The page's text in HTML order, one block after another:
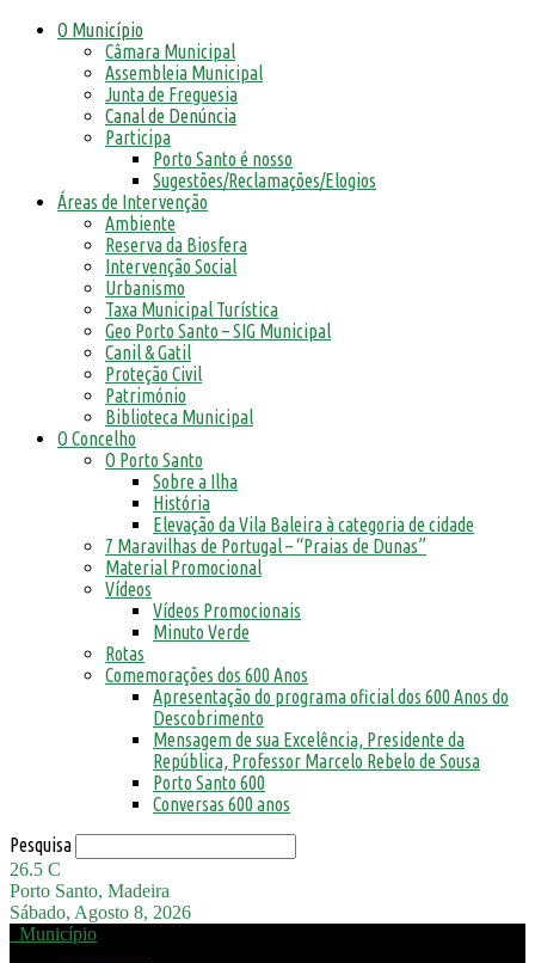
O Município
Câmara Municipal
Assembleia Municipal
Junta de Freguesia
Canal de Denúncia
Participa
Porto Santo é nosso
Sugestões/Reclamações/Elogios
Áreas de Intervenção
Ambiente
Reserva da Biosfera
Intervenção Social
Urbanismo
Taxa Municipal Turística
Geo Porto Santo – SIG Municipal
Canil & Gatil
Proteção Civil
Património
Biblioteca Municipal
O Concelho
O Porto Santo
Sobre a Ilha
História
Elevação da Vila Baleira à categoria de cidade
7 Maravilhas de Portugal – “Praias de Dunas”
Material Promocional
Vídeos
Vídeos Promocionais
Minuto Verde
Rotas
Comemorações dos 600 Anos
Apresentação do programa oficial dos 600 Anos do
Descobrimento
Mensagem de sua Excelência, Presidente da
República, Professor Marcelo Rebelo de Sousa
Porto Santo 600
Conversas 600 anos
Pesquisa
26.5 C
Porto Santo, Madeira
Sábado, Agosto 8, 2026
Município